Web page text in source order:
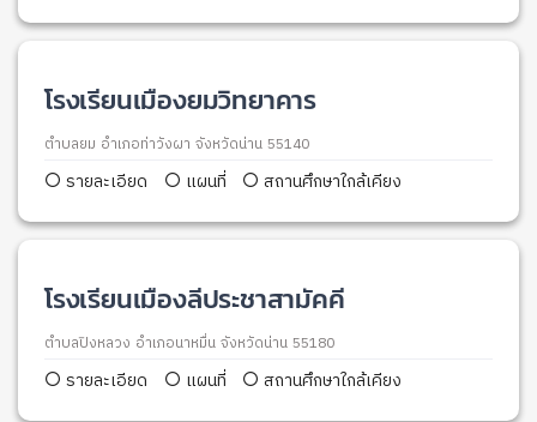
โรงเรียนเมืองยมวิทยาคาร
ตำบลยม อำเภอท่าวังผา จังหวัดน่าน 55140
รายละเอียด แผนที่ สถานศึกษาใกล้เคียง
โรงเรียนเมืองลีประชาสามัคคี
ตำบลปิงหลวง อำเภอนาหมื่น จังหวัดน่าน 55180
รายละเอียด แผนที่ สถานศึกษาใกล้เคียง